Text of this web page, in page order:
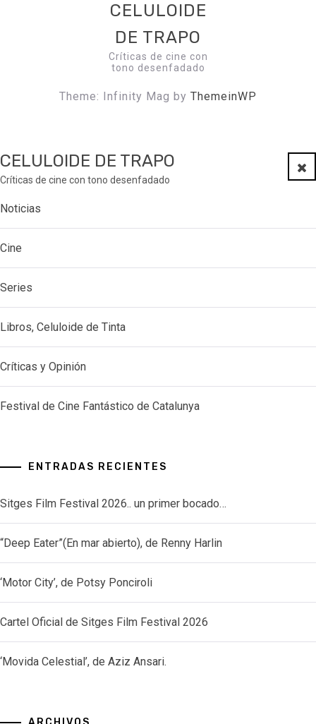
CELULOIDE
DE TRAPO
Críticas de cine con
tono desenfadado
Theme: Infinity Mag by ThemeinWP
CELULOIDE DE TRAPO
Críticas de cine con tono desenfadado
Noticias
Cine
Series
Libros, Celuloide de Tinta
Críticas y Opinión
Festival de Cine Fantástico de Catalunya
ENTRADAS RECIENTES
Sitges Film Festival 2026.. un primer bocado…
“Deep Eater”(En mar abierto), de Renny Harlin
‘Motor City’, de Potsy Ponciroli
Cartel Oficial de Sitges Film Festival 2026
‘Movida Celestial’, de Aziz Ansari.